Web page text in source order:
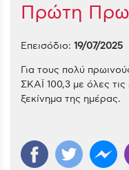
Πρώτη
Επεισόδιο: 19/07/2025
Για τους πολύ
ΣΚΑΪ 100,3 με όλες τις
ξεκίνημα της ημέρας.